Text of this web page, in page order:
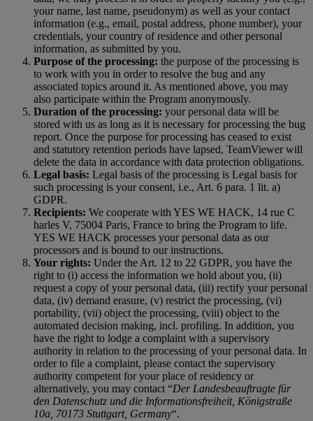
your name, last name, pseudonym) as well as your contact
information (e.g., email, postal address, phone number), your
credentials, your country of residence and other personal
information, as submitted by you.
Purpose of the processing: the purpose of the processing is
to work with you in order to resolve the bug and any
associated topics around it. As mentioned above, you may
also participate within the Program anonymously.
Duration of the processing: your personal data will be
stored with us as long as it is necessary for processing the bug
report. Once the purpose for processing has ceased to exist
and statutory retention periods have lapsed, TeamViewer will
delete the data in accordance with data protection obligations.
Legal basis: Legal basis of the processing is Legal basis for
such processing is your consent, i.e., Art. 6 para. 1 lit. a)
GDPR.
Recipients: We cooperate with YES WE HACK, 14 rue C
harles V, 75004 Paris, France to bring the Program to life.
YES WE HACK processes your personal data as our
processors and is bound to our instructions.
Your rights: Under the Art. 12 to 22 GDPR, you have the
right to (i) access the information we hold about you, (ii)
request a copy of your personal data, (iii) rectify your personal
data, (iv) demand erasure, (v) restrict the processing, (vi)
portability, (vii) object the processing, (viii) object to the
automated decision making, incl. profiling. In addition, you
have the right to lodge a complaint with a supervisory
authority in relation to the processing of your personal data. In
order to file a complaint, please contact the supervisory
authority competent for your place of residency or
alternatively, you may contact “Der Landesbeauftragte für
den Datenschutz und die Informationsfreiheit, Königstraße
10a, 70173 Stuttgart, Germany“.